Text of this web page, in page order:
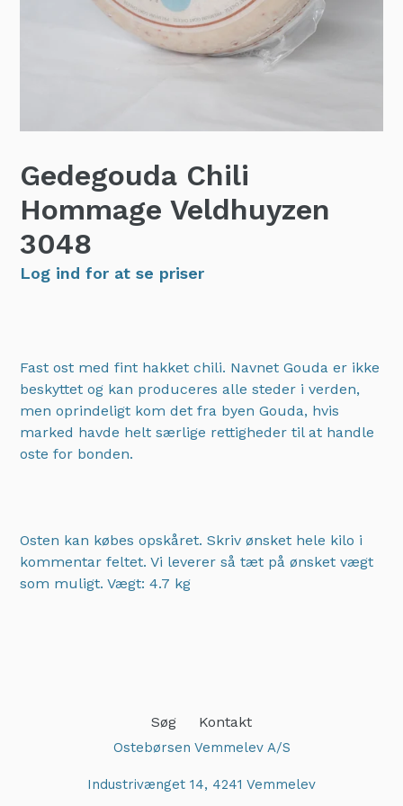
Gedegouda Chili
Hommage Veldhuyzen
3048
Log ind for at se priser
Fast ost med fint hakket chili. Navnet Gouda er ikke
beskyttet og kan produceres alle steder i verden,
men oprindeligt kom det fra byen Gouda, hvis
marked havde helt særlige rettigheder til at handle
oste for bonden.
Osten kan købes opskåret. Skriv ønsket hele kilo i
kommentar feltet. Vi leverer så tæt på ønsket vægt
som muligt. Vægt: 4.7 kg
Søg Kontakt
Ostebørsen Vemmelev A/S
Industrivænget 14, 4241 Vemmelev